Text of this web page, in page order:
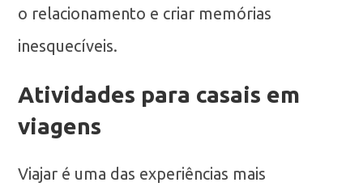
o relacionamento e criar memórias
inesquecíveis.
Atividades para casais em
viagens
Viajar é uma das experiências mais